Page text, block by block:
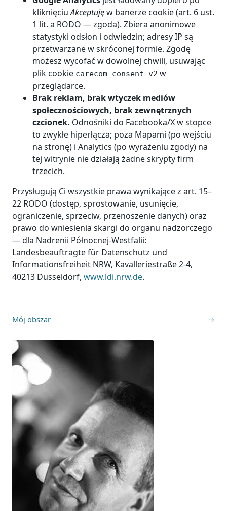
kliknięciuAkceptujęw banerze cookie (art. 6 ust.
1 lit. a RODO — zgoda). Zbiera anonimowe
statystyki odsłon i odwiedzin; adresy IP są
przetwarzane w skróconej formie. Zgodę
możesz wycofać w dowolnej chwili, usuwając
plik cookie carecom-consent-v2 w
przeglądarce.
Brak reklam, brak wtyczek mediów
społecznościowych, brak zewnętrznych
czcionek. Odnośniki do Facebooka/X w stopce
to zwykłe hiperłącza; poza Mapami (po wejściu
na stronę) i Analytics (po wyrażeniu zgody) na
tej witrynie nie działają żadne skrypty firm
trzecich.
Przysługują Ci wszystkie prawa wynikające z art. 15–
22 RODO (dostęp, sprostowanie, usunięcie,
ograniczenie, sprzeciw, przenoszenie danych) oraz
prawo do wniesienia skargi do organu nadzorczego
— dla Nadrenii Północnej-Westfalii:
Landesbeauftragte für Datenschutz und
Informationsfreiheit NRW, Kavalleriestraße 2-4,
40213 Düsseldorf, www.ldi.nrw.de.
Mój obszar →